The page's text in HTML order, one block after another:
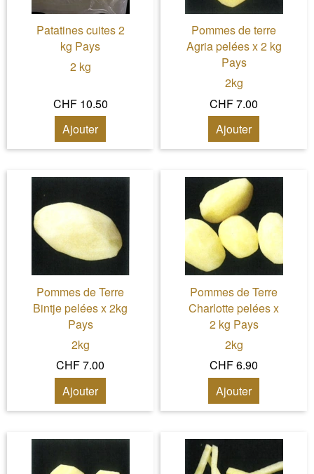
Patatines cuites 2
kg Pays
2 kg
CHF 10.50
Ajouter
Pommes de terre
Agria pelées x 2 kg
Pays
2kg
CHF 7.00
Ajouter
Pommes de Terre
Bintje pelées x 2kg
Pays
2kg
CHF 7.00
Ajouter
Pommes de Terre
Charlotte pelées x
2 kg Pays
2kg
CHF 6.90
Ajouter